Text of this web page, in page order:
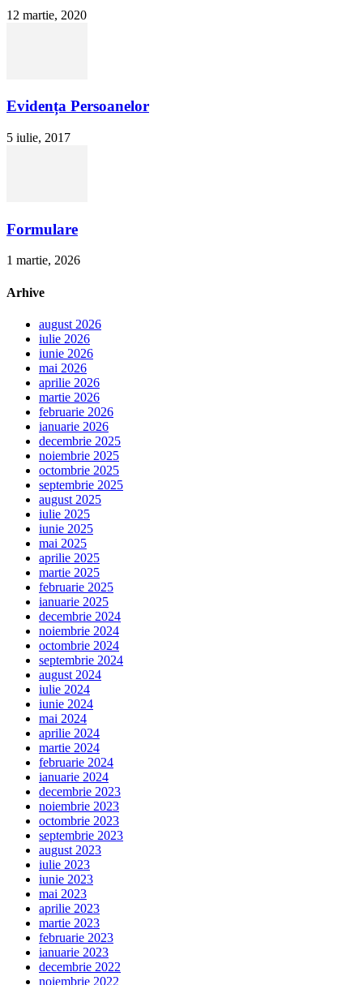
12 martie, 2020
Evidența Persoanelor
5 iulie, 2017
Formulare
1 martie, 2026
Arhive
august 2026
iulie 2026
iunie 2026
mai 2026
aprilie 2026
martie 2026
februarie 2026
ianuarie 2026
decembrie 2025
noiembrie 2025
octombrie 2025
septembrie 2025
august 2025
iulie 2025
iunie 2025
mai 2025
aprilie 2025
martie 2025
februarie 2025
ianuarie 2025
decembrie 2024
noiembrie 2024
octombrie 2024
septembrie 2024
august 2024
iulie 2024
iunie 2024
mai 2024
aprilie 2024
martie 2024
februarie 2024
ianuarie 2024
decembrie 2023
noiembrie 2023
octombrie 2023
septembrie 2023
august 2023
iulie 2023
iunie 2023
mai 2023
aprilie 2023
martie 2023
februarie 2023
ianuarie 2023
decembrie 2022
noiembrie 2022